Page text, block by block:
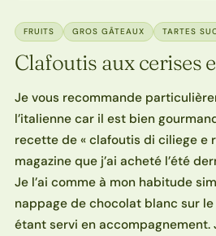
FRUITS GROS GÂTEAUX TARTES
Clafoutis aux cerises
Je vous recommande
l’italienne car il est bien
recette de « clafoutis di ciliege e
magazine que j’ai acheté l’été
Je l’ai comme à mon habitude
nappage de chocolat blanc sur
étant servi en accompagnement.